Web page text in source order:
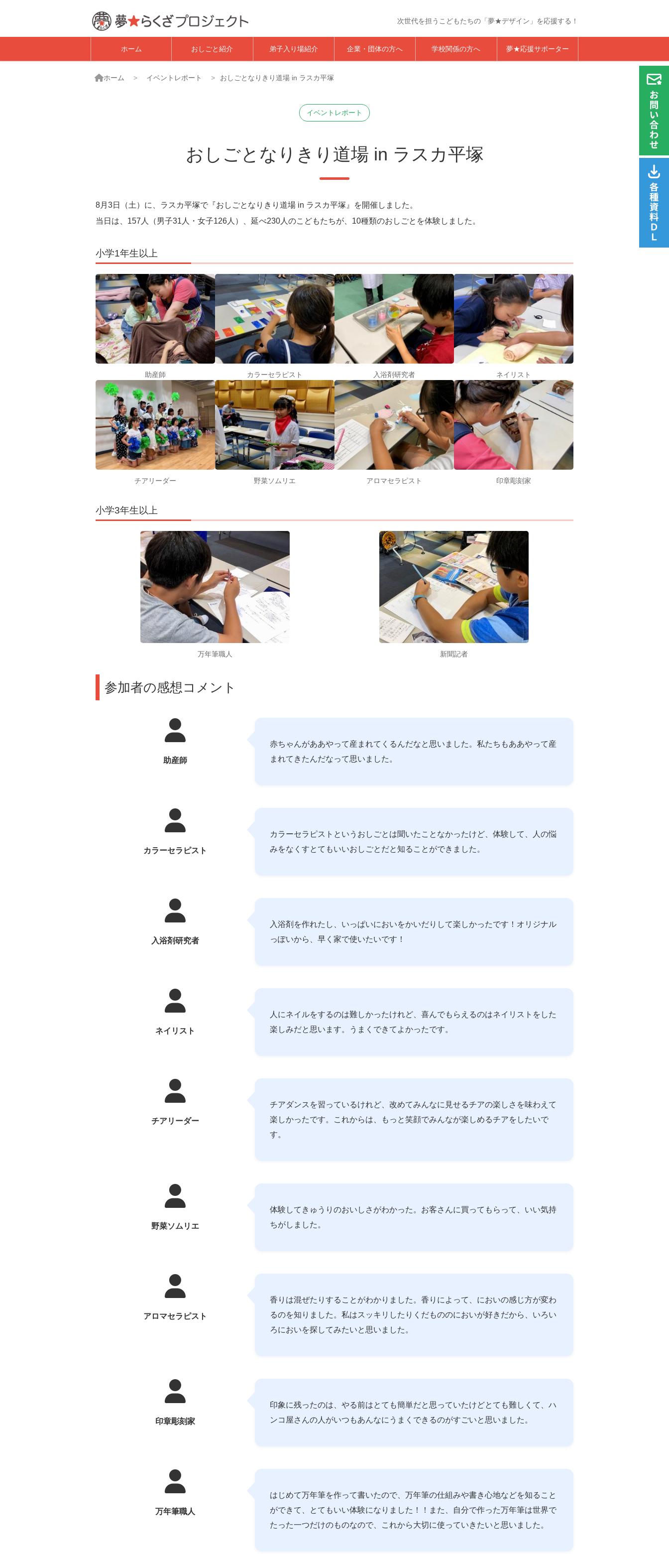
子ども職業体験・おしごと体験イベント｜夢★らくざプロジェクト
次世代を担うこどもたちの「夢★デザイン」を応援する！
ホーム おしごと紹介 弟子入り場紹介 企業・団体の方へ 学校関係の方へ 夢★応援サポーター
ホーム イベントレポート おしごとなりきり道場 in ラスカ平塚
イベントレポート
おしごとなりきり道場 in ラスカ平塚
8月3日（土）に、ラスカ平塚で『おしごとなりきり道場 in ラスカ平塚』を開催しました。
当日は、157人（男子31人・女子126人）、延べ230人のこどもたちが、10種類のおしごとを体験しました。
小学1年生以上
助産師 カラーセラピスト 入浴剤研究者 ネイリスト
チアリーダー 野菜ソムリエ アロマセラピスト 印章彫刻家
小学3年生以上
万年筆職人 新聞記者
参加者の感想コメント
助産師
赤ちゃんがああやって産まれてくるんだなと思いました。私たちもああやって産
まれてきたんだなって思いました。
カラーセラピスト
カラーセラピストというおしごとは聞いたことなかったけど、体験して、人の悩
みをなくすとてもいいおしごとだと知ることができました。
入浴剤研究者
入浴剤を作れたし、いっぱいにおいをかいだりして楽しかったです！オリジナル
っぽいから、早く家で使いたいです！
ネイリスト
人にネイルをするのは難しかったけれど、喜んでもらえるのはネイリストをした
楽しみだと思います。うまくできてよかったです。
チアリーダー
チアダンスを習っているけれど、改めてみんなに見せるチアの楽しさを味わえて
楽しかったです。これからは、もっと笑顔でみんなが楽しめるチアをしたいで
す。
野菜ソムリエ
体験してきゅうりのおいしさがわかった。お客さんに買ってもらって、いい気持
ちがしました。
アロマセラピスト
香りは混ぜたりすることがわかりました。香りによって、においの感じ方が変わ
るのを知りました。私はスッキリしたりくだもののにおいが好きだから、いろい
ろにおいを探してみたいと思いました。
印章彫刻家
印象に残ったのは、やる前はとても簡単だと思っていたけどとても難しくて、ハ
ンコ屋さんの人がいつもあんなにうまくできるのがすごいと思いました。
万年筆職人
はじめて万年筆を作って書いたので、万年筆の仕組みや書き心地などを知ること
ができて、とてもいい体験になりました！！また、自分で作った万年筆は世界で
たった一つだけのものなので、これから大切に使っていきたいと思いました。